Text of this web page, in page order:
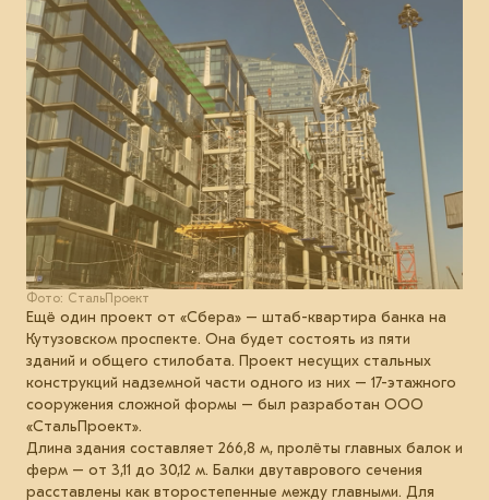
Фото: СтальПроект
Ещё один проект от «Сбера» – штаб-квартира банка на
Кутузовском проспекте. Она будет состоять из пяти
зданий и общего стилобата. Проект несущих стальных
конструкций надземной части одного из них – 17-этажного
сооружения сложной формы – был разработан ООО
«СтальПроект».
Длина здания составляет 266,8 м, пролёты главных балок и
ферм – от 3,11 до 30,12 м. Балки двутаврового сечения
расставлены как второстепенные между главными. Для